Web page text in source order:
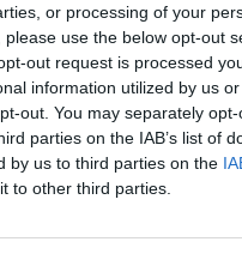
or processing of your
use the below opt-out
out request is processed
information utilized by us
out. You may separately
parties on the IAB’s list of
by us to third parties on the
to other third parties.